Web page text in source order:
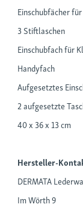
Einschubfächer
3 Stiftlaschen
Einschubfach für
Handyfach
Aufgesetztes
2 aufgesetzte
40 x 36 x 13 cm
Hersteller-
DERMATA
Im Wörth 9